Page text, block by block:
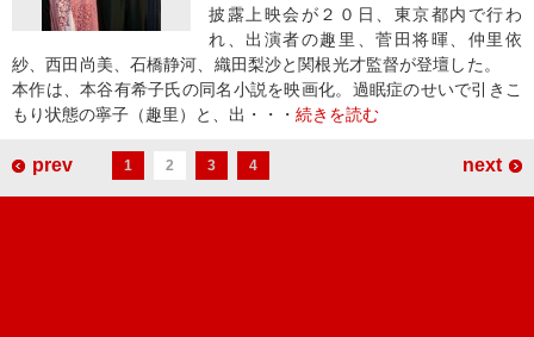
披露上映会が２０日、東京都内で行わ
れ、出演者の趣里、菅田将暉、仲里依
紗、西田尚美、石橋静河、織田梨沙と関根光才監督が登壇した。
本作は、本谷有希子氏の同名小説を映画化。過眠症のせいで引きこ
もり状態の寧子（趣里）と、出・・・ 続きを読む
prev 1 2 3 4 next